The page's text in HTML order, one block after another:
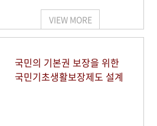
VIEW MORE
국민의 기본권 보장을 위한
국민기초생활보장제도 설계